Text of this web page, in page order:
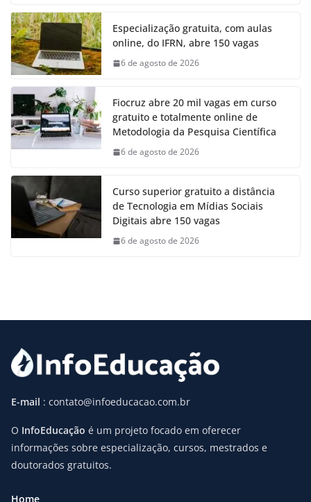
Especialização gratuita, com aulas
online, do IFRN, abre 150 vagas
6 de agosto de 2026
Fiocruz abre 20 mil vagas em curso
gratuito e totalmente online de
Metodologia da Pesquisa Científica
6 de agosto de 2026
Curso superior gratuito a distância
de Tecnologia em Mídias Sociais
Digitais abre 150 vagas
6 de agosto de 2026
E-mail : contato@infoeducacao.com.br
O InfoEducação é um projeto focado em oferecer
informações sobre especialização, cursos, mestrados e
doutorados gratuitos.
Home